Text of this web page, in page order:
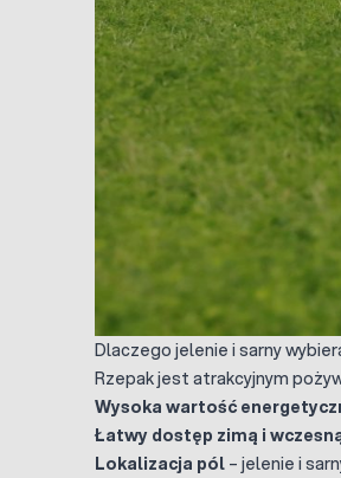
Dlaczego jelenie i sarny
Rzepak jest atrakcyjnym
Wysoka wartość
Łatwy dostęp zimą i
Lokalizacja pól– jelenie i